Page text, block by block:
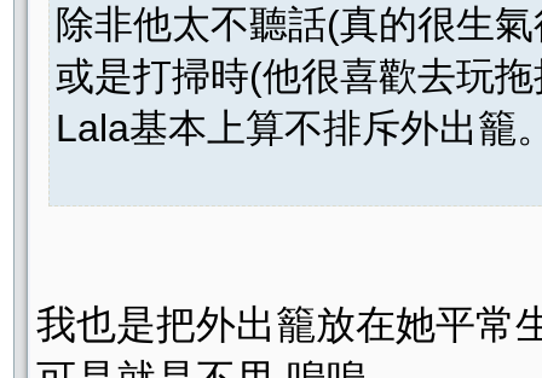
除非他太不聽話(真的很生
或是打掃時(他很喜歡去玩
Lala基本上算不排斥外出籠
我也是把外出籠放在她平常